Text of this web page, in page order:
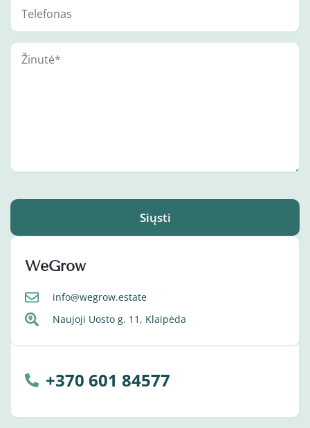
Siųsti
WeGrow
info@wegrow.estate
Naujoji Uosto g. 11, Klaipėda
+370 601 84577